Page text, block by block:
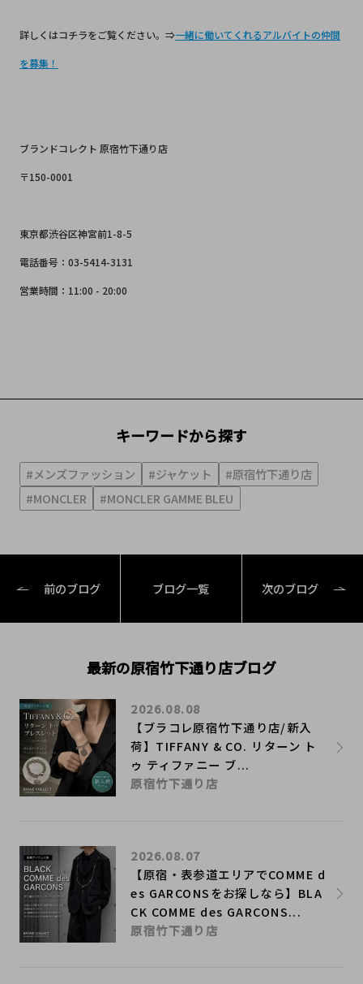
詳しくはコチラをご覧ください。⇒一緒に働いてくれるアルバイトの仲間
を募集！
ブランドコレクト 原宿竹下通り店
〒150-0001
東京都渋谷区神宮前1-8-5
電話番号：03-5414-3131
営業時間：11:00 - 20:00
キーワードから探す
#メンズファッション #ジャケット
#原宿竹下通り店
#MONCLER
#MONCLER GAMME BLEU
前のブログ ブログ一覧 次のブログ
最新の原宿竹下通り店ブログ
【ブラコレ原宿竹下通り店/新入
荷】TIFFANY & CO. リターン ト
ゥ ティファニー ブ...
2026.08.08
原宿竹下通り店
【原宿・表参道エリアでCOMME d
es GARCONSをお探しなら】BLA
CK COMME des GARCONS...
2026.08.07
原宿竹下通り店